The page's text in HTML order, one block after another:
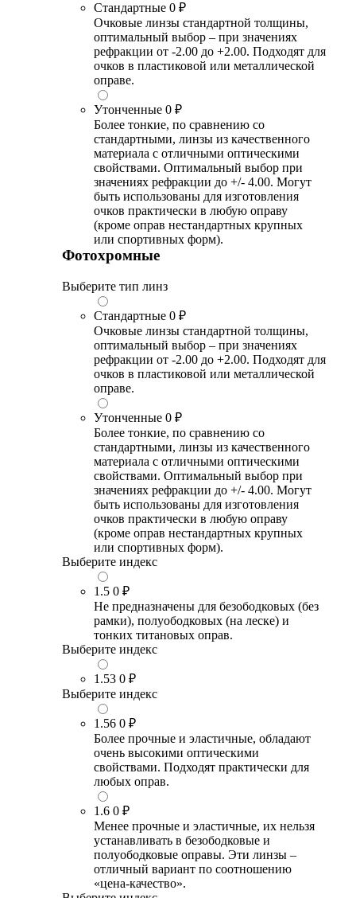
Стандартные 0 ₽
Очковые линзы стандартной толщины,
оптимальный выбор – при значениях
рефракции от -2.00 до +2.00. Подходят для
очков в пластиковой или металлической
оправе.
Утонченные 0 ₽
Более тонкие, по сравнению со
стандартными, линзы из качественного
материала с отличными оптическими
свойствами. Оптимальный выбор при
значениях рефракции до +/- 4.00. Могут
быть использованы для изготовления
очков практически в любую оправу
(кроме оправ нестандартных крупных
или спортивных форм).
Фотохромные
Выберите тип линз
Стандартные 0 ₽
Очковые линзы стандартной толщины,
оптимальный выбор – при значениях
рефракции от -2.00 до +2.00. Подходят для
очков в пластиковой или металлической
оправе.
Утонченные 0 ₽
Более тонкие, по сравнению со
стандартными, линзы из качественного
материала с отличными оптическими
свойствами. Оптимальный выбор при
значениях рефракции до +/- 4.00. Могут
быть использованы для изготовления
очков практически в любую оправу
(кроме оправ нестандартных крупных
или спортивных форм).
Выберите индекс
1.5 0 ₽
Не предназначены для безободковых (без
рамки), полуободковых (на леске) и
тонких титановых оправ.
Выберите индекс
1.53 0 ₽
Выберите индекс
1.56 0 ₽
Более прочные и эластичные, обладают
очень высокими оптическими
свойствами. Подходят практически для
любых оправ.
1.6 0 ₽
Менее прочные и эластичные, их нельзя
устанавливать в безободковые и
полуободковые оправы. Эти линзы –
отличный вариант по соотношению
«цена-качество».